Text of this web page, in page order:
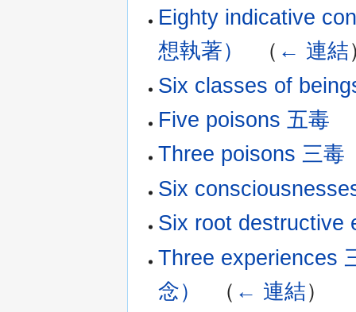
Eighty indicative
想執著）
（ ← 連結
Six classes of
Five poisons 五毒
Three poisons 三毒
Six
Six root destructive
Three experiences
念）
（ ← 連結）